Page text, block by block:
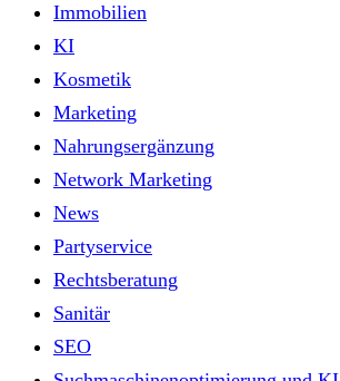
Immobilien
KI
Kosmetik
Marketing
Nahrungsergänzung
Network Marketing
News
Partyservice
Rechtsberatung
Sanitär
SEO